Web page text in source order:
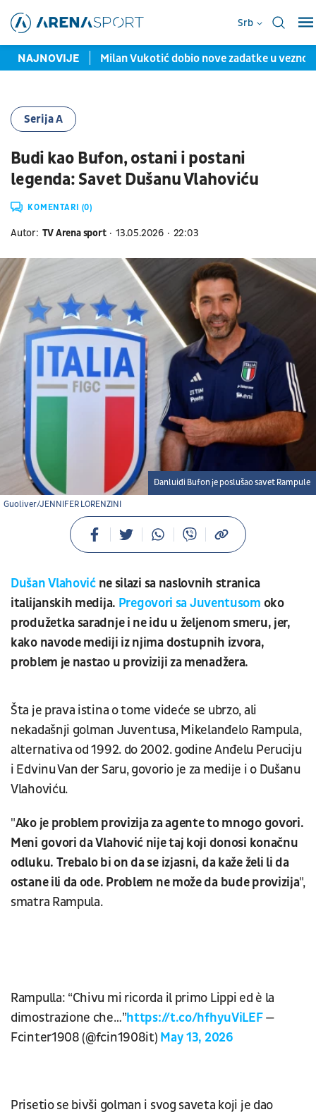
Srb
NAJNOVIJE
sa Hetafeom Milan Vukotić dobio nove zadatke u
Serija A
Budi kao Bufon, ostani i postani
legenda: Savet Dušanu Vlahoviću
KOMENTARI (0)
Autor: TV Arena sport 13.05.2026 22:03
Guoliver/JENNIFER LORENZINI
Đanluiđi Bufon je poslušao savet Rampule
Dušan Vlahović ne silazi sa naslovnih stranica
italijanskih medija. Pregovori sa Juventusom oko
produžetka saradnje i ne idu u željenom smeru, jer,
kako navode mediji iz njima dostupnih izvora,
problem je nastao u proviziji za menadžera.
Šta je prava istina o tome videće se ubrzo, ali
nekadašnji golman Juventusa, Mikelanđelo Rampula,
alternativa od 1992. do 2002. godine Anđelu Peruciju
i Edvinu Van der Saru, govorio je za medije i o Dušanu
Vlahoviću.
"Ako je problem provizija za agente to mnogo govori.
Meni govori da Vlahović nije taj koji donosi konačnu
odluku. Trebalo bi on da se izjasni, da kaže želi li da
ostane ili da ode. Problem ne može da bude provizija",
smatra Rampula.
Rampulla: “Chivu mi ricorda il primo Lippi ed è la
dimostrazione che…”https://t.co/hfhyuViLEF—
Fcinter1908 (@fcin1908it) May 13, 2026
Prisetio se bivši golman i svog saveta koji je dao